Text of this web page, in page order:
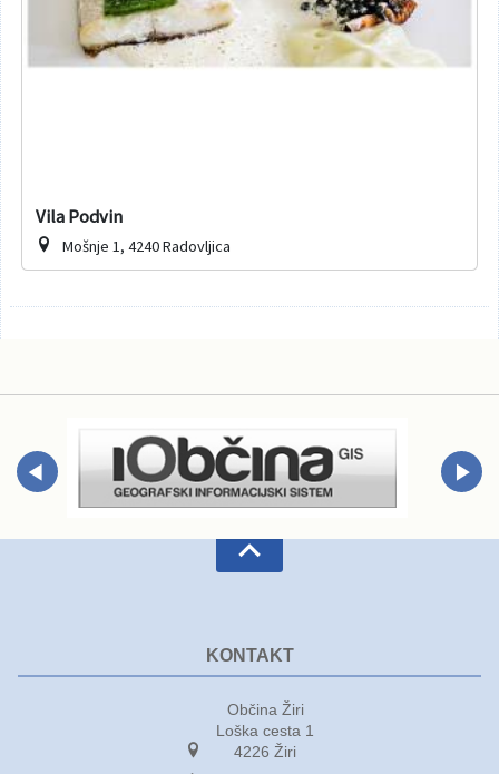
Vila Podvin
Mošnje 1, 4240 Radovljica
KONTAKT
Občina Žiri
Loška cesta 1
4226 Žiri